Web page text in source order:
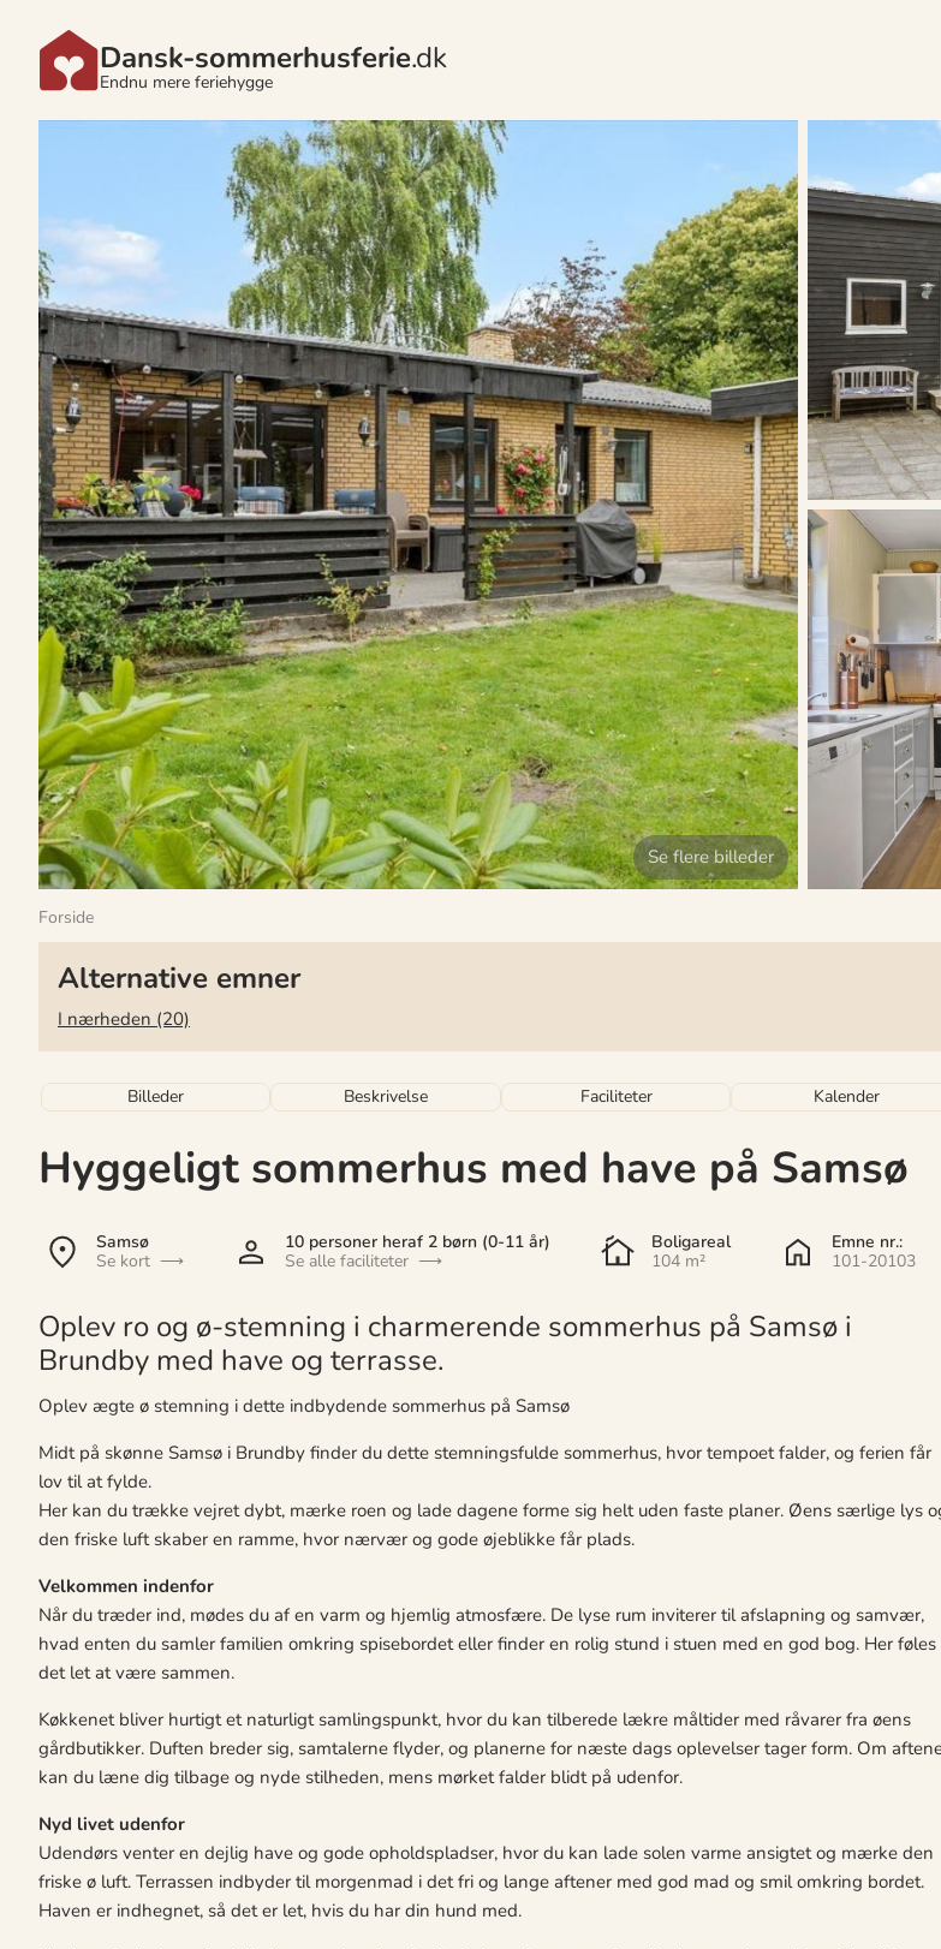
Dansk-sommerhusferie.dk
Endnu mere feriehygge
Forside
Alternative emner
I nærheden (20)
Billeder Beskrivelse Faciliteter Kalender
Hyggeligt sommerhus med have på Samsø
Samsø
Se kort
10 personer heraf 2 børn (0-11 år)
Se alle faciliteter
Boligareal
104 m²
Emne nr.:
101-20103
Oplev ro og ø-stemning i charmerende sommerhus på Samsø i
Brundby med have og terrasse.
Oplev ægte ø stemning i dette indbydende sommerhus på Samsø
Midt på skønne Samsø i Brundby finder du dette stemningsfulde sommerhus, hvor tempoet falder, og ferien får
lov til at fylde.
Her kan du trække vejret dybt, mærke roen og lade dagene forme sig helt uden faste planer. Øens særlige lys
den friske luft skaber en ramme, hvor nærvær og gode øjeblikke får plads.
Velkommen indenfor
Når du træder ind, mødes du af en varm og hjemlig atmosfære. De lyse rum inviterer til afslapning og samvær,
hvad enten du samler familien omkring spisebordet eller finder en rolig stund i stuen med en god bog. Her føles
det let at være sammen.
Køkkenet bliver hurtigt et naturligt samlingspunkt, hvor du kan tilberede lækre måltider med råvarer fra øens
gårdbutikker. Duften breder sig, samtalerne flyder, og planerne for næste dags oplevelser tager form. Om
kan du læne dig tilbage og nyde stilheden, mens mørket falder blidt på udenfor.
Nyd livet udenfor
Udendørs venter en dejlig have og gode opholdspladser, hvor du kan lade solen varme ansigtet og mærke den
friske ø luft. Terrassen indbyder til morgenmad i det fri og lange aftener med god mad og smil omkring bordet.
Haven er indhegnet, så det er let, hvis du har din hund med.